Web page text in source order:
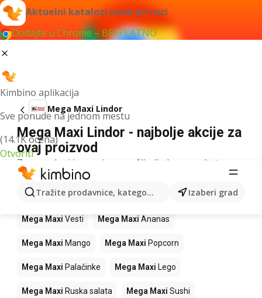
Aktuelni katalozi uvek pri ruci
Dodajte u Chrome – BESPLATNO
Kimbino aplikacija
Sve ponude na jednom mestu
(14.1K ocena)
Otvoriti
Tražite prodavnice, kategorije, proizvode...Izaberi grad
Mega Maxi Lindor
Mega Maxi Lindor - najbolje akcije za
ovaj proizvod
Za navedeni izraz nismo našli nikakav rezultat.
Drugi proizvodi u prodavnicama Mega
Maxi
Mega Maxi Vesti Mega Maxi Ananas
Mega Maxi Mango Mega Maxi Popcorn
Mega Maxi Palačinke Mega Maxi Lego
Mega Maxi Ruska salata Mega Maxi Sushi